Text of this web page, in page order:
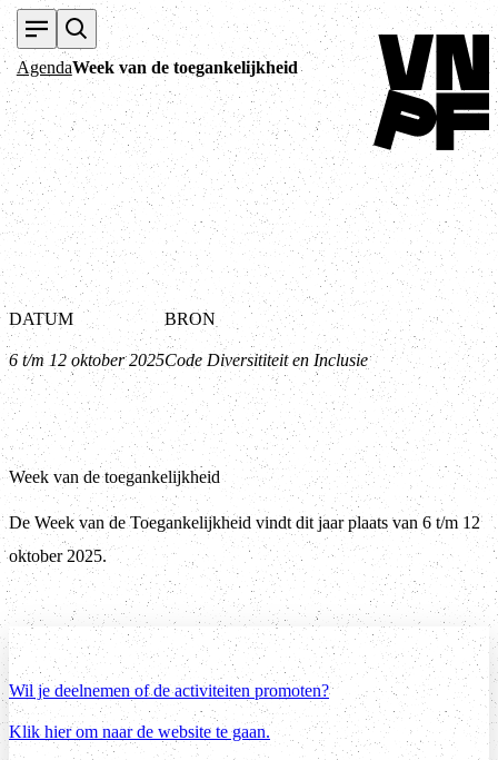
AgendaWeek van de toegankelijkheid
Terug naar
DATUM
6 t/m 12 oktober 2025
BRON
Code Diversititeit en Inclusie
Week van de toegankelijkheid
De Week van de Toegankelijkheid vindt dit jaar plaats van 6 t/m 12
oktober 2025.
Wil je deelnemen of de activiteiten promoten?
Klik hier om naar de website te gaan.